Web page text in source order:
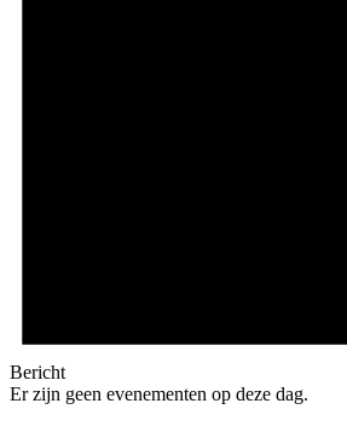
Bericht
Er zijn geen evenementen op deze dag.